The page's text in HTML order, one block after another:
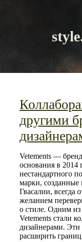
другими
Vetements —
основания в 2014
нестандартного
марки,
Гвасалии, всегда
желанием
о стиле. Одним из
Vetements стали
дизайнерами. Эти
расширить